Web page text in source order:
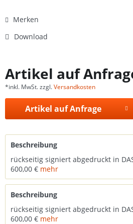
Merken
Download
Artikel auf
*inkl. MwSt. zzgl.Versandkosten
Artikel auf Anfrage
Beschreibung
rückseitig signiert abgedruckt in
600,00 € mehr
Beschreibung
rückseitig signiert abgedruckt in
600,00 € mehr